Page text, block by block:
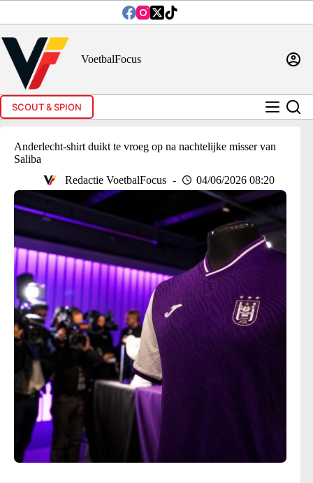
inhoud
VoetbalFocus
SCOUT & SPION
Anderlecht-shirt duikt te vroeg op na nachtelijke misser van
Saliba
Redactie VoetbalFocus
04/06/2026 08:20